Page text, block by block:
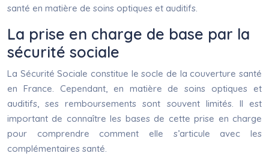
santé en matière de soins optiques et auditifs.
La prise en charge de base par la
sécurité sociale
La Sécurité Sociale constitue le socle de la couverture santé
en France. Cependant, en matière de soins optiques et
auditifs, ses remboursements sont souvent limités. Il est
important de connaître les bases de cette prise en charge
pour comprendre comment elle s’articule avec les
complémentaires santé.